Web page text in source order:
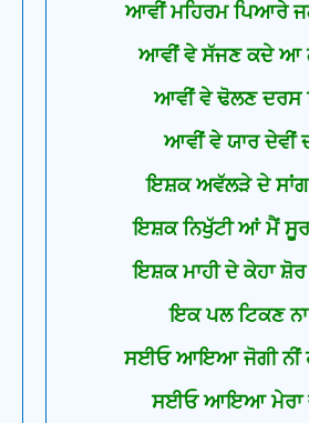
ਆਵੀਂ ਮਹਿਰਮ ਪਿਆਰੇ
ਆਵੀਂ ਵੇ ਸੱਜਣ ਕਦੇ ਆ
ਆਵੀਂ ਵੇ ਢੋਲਣ ਦਰਸ
ਆਵੀਂ ਵੇ ਯਾਰ ਦੇਵੀਂ
ਇਸ਼ਕ ਅਵੱਲੜੇ ਦੇ
ਇਸ਼ਕ ਨਿਖੁੱਟੀ ਆਂ ਮੈਂ
ਇਸ਼ਕ ਮਾਹੀ ਦੇ ਕੇਹਾ
ਇਕ ਪਲ ਟਿਕਣ
ਸਈਓ ਆਇਆ ਜੋਗੀ ਨੀਂ
ਸਈਓ ਆਇਆ ਮੇਰਾ